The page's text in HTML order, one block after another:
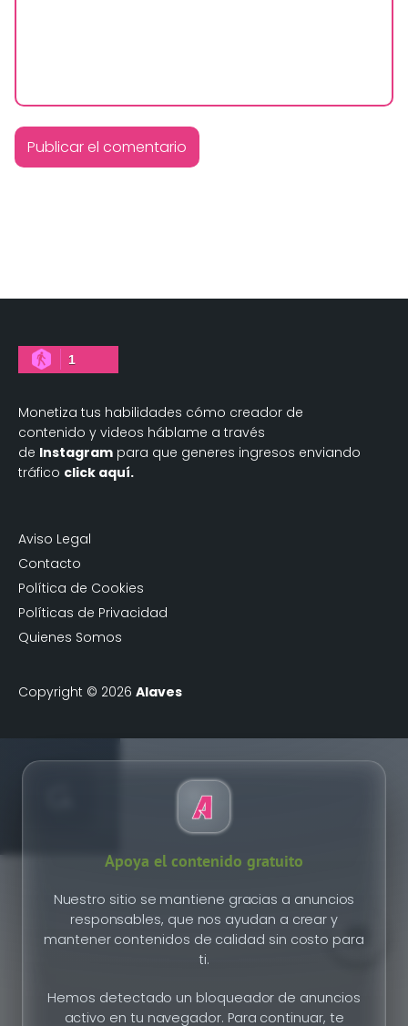
1
Monetiza tus habilidades cómo creador de
contenido y videos háblame a través
de Instagram para que generes ingresos enviando
tráfico click aquí.
Aviso Legal
Contacto
Política de Cookies
Políticas de Privacidad
Quienes Somos
Copyright © 2026 Alaves
Apoya el contenido gratuito
Nuestro sitio se mantiene gracias a anuncios
responsables, que nos ayudan a crear y
mantener contenidos de calidad sin costo para
ti.
Hemos detectado un bloqueador de anuncios
activo en tu navegador. Para continuar, te